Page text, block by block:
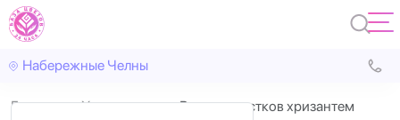
Набережные Челны
Главная Хризантема Вальс лепестков хризантем